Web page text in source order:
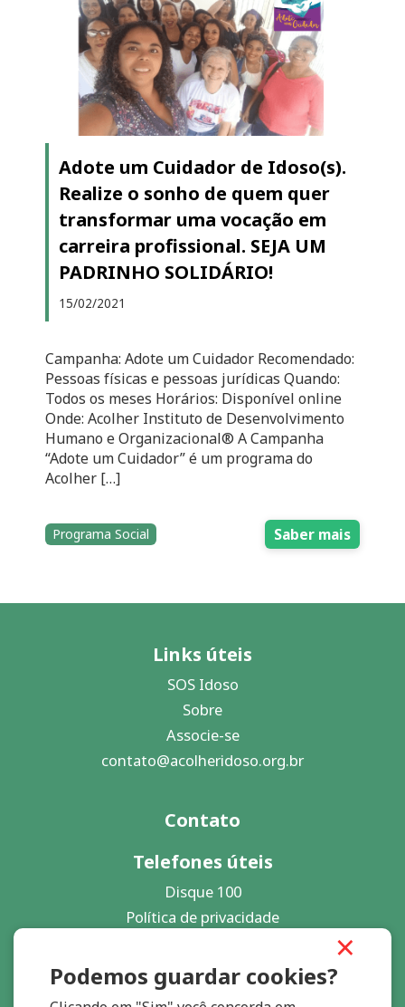
Adote um Cuidador de Idoso(s).
Realize o sonho de quem quer
transformar uma vocação em
carreira profissional. SEJA UM
PADRINHO SOLIDÁRIO!
15/02/2021
Campanha: Adote um Cuidador Recomendado:
Pessoas físicas e pessoas jurídicas Quando:
Todos os meses Horários: Disponível online
Onde: Acolher Instituto de Desenvolvimento
Humano e Organizacional® A Campanha
“Adote um Cuidador” é um programa do
Acolher […]
Programa Social Saber mais
Links úteis
SOS Idoso
Sobre
Associe-se
contato@acolheridoso.org.br
Contato
Telefones úteis
Disque 100
Política de privacidade
Compartilhe
×
Podemos guardar cookies?